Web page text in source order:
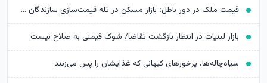
قیمت ملک در دور باطل؛ بازار مسکن در تله قیمت‌سازی سازندگان خرد
بازار لبنیات در انتظار بازگشت تقاضا/ شوک قیمتی به صلاح نیست
سیاه‌چاله‌ها، پرخورهای کیهانی که غذایشان را پس می‌زنند